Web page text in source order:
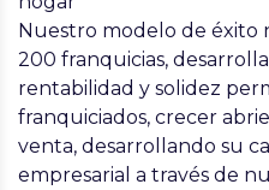
Nuestro modelo de éxito
200 franquicias,
rentabilidad y solidez
franquiciados, crecer
venta, desarrollando su
empresarial a través de